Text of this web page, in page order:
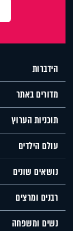
הידברות
מדורים באתר
תוכניות הערוץ
עולם הילדים
נושאים שונים
רבנים ומרצים
נשים ומשפחה